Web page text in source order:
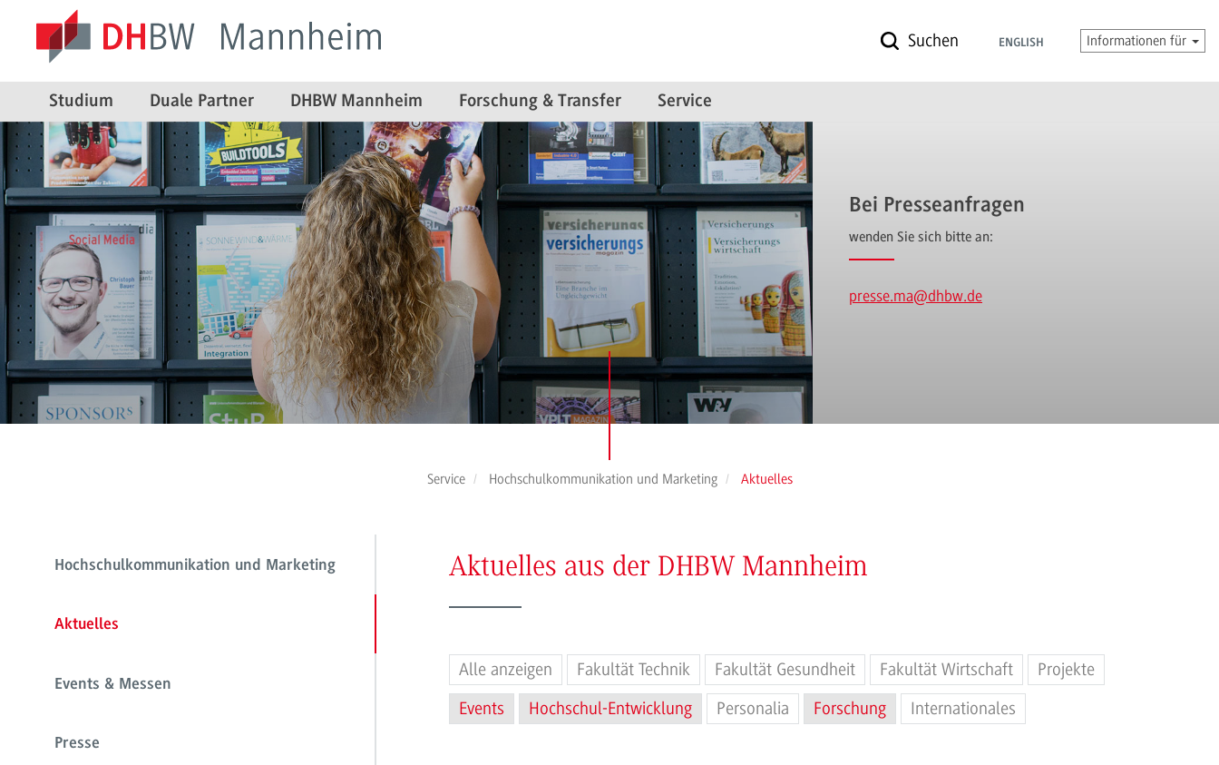
Suchen ENGLISH Informationen für
Studium Duale Partner DHBW Mannheim Forschung & Transfer Service
Bei Presseanfragen
wenden Sie sich bitte an:
presse.ma@dhbw.de
Service Hochschulkommunikation und Marketing Aktuelles
Hochschulkommunikation und Marketing
Aktuelles
Events & Messen
Presse
Aktuelles aus der DHBW Mannheim
Alle anzeigen Fakultät Technik Fakultät Gesundheit Fakultät Wirtschaft
Projekte
Events
Hochschul-Entwicklung Personalia Forschung Internationales